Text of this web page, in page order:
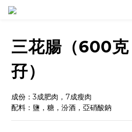
三花腸（600
孖）
成份：3成肥肉，7成瘦肉
配料：鹽，糖，汾酒，亞硝酸鈉